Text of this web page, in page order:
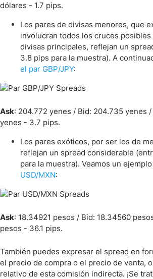
dólares - 1.7 pips.
Los pares de divisas menores, que
involucran todos los cruces
divisas principales, reflejan un
3.8 pips para la muestra). A
el par GBP/JPY:
Ask: 204.772 yenes / Bid: 204.735 yenes
yenes - 3.7 pips.
Los pares exóticos, por ser los de
reflejan un spread considerable
para la muestra). Veamos un
USD/MXN:
Ask: 18.34921 pesos / Bid: 18.34560
pesos - 36.1 pips.
También puedes expresar el spread en
el precio de compra o el precio de venta,
relativo de esta comisión indirecta. ¡Se